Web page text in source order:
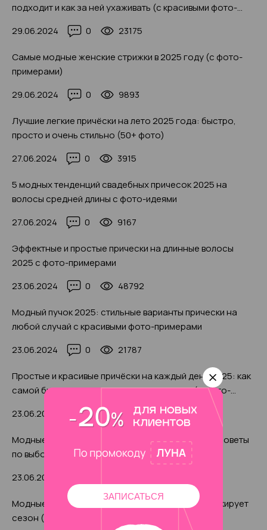
подходит и как за ней ухаживать (с красивыми фото-
29.06.2024 0 23175
Самые модные женские стрижки в 2025 году (с фото-
примерами)
29.06.2024
0 9893
Лучшие легкие причёски на лето 2025 года: быстро,
просто и очень стильно (50+ фото)
27.06.2024
0 3915
5 модных тенденций свадебных причесок 2025 на
волосы средней длины с фото-идеями
27.06.2024
0 9167
Эффектные и простые прически на длинные волосы
2025 с фото-примерами
23.06.2024
0 48792
Модный пучок 2025: стильные варианты прически на
любой случай с красивыми фото-примерами
23.06.2024
0 21787
Простые и красивые причёски на каждый день 2025: как
самой быстро привести волосы в порядок (с фото-
23.06.2024 0 27922
Модные стрижки 2025 для круглой формы лица: советы
по выбору с красивыми фото-идеями
23.06.2024
Модные женские стрижки 2025: чем радует и шокирует
сезон (с фото-примерами)
ЗАПИСАТЬСЯ